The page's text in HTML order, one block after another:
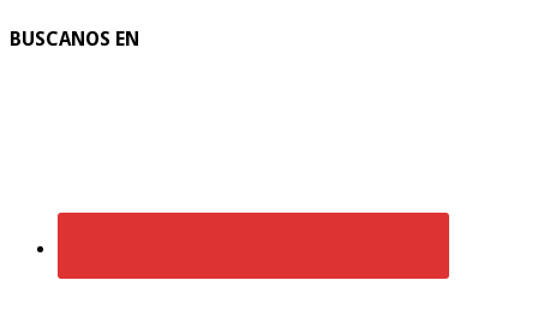
BUSCANOS EN